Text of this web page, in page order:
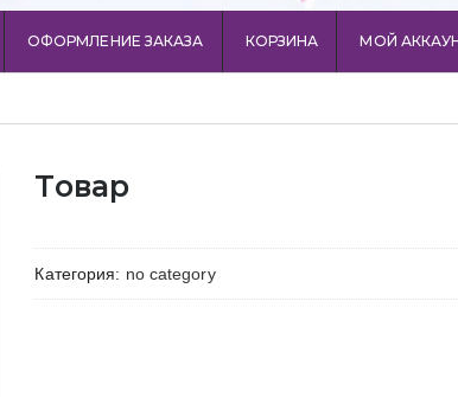
ОФОРМЛЕНИЕ ЗАКАЗА КОРЗИНА МОЙ
Товар
Категория: no category